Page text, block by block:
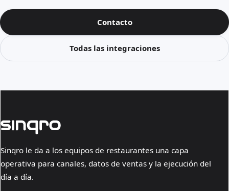
Contacto
Todas las integraciones
Sinqro le da a los equipos de restaurantes una capa
operativa para canales, datos de ventas y la ejecución del
día a día.